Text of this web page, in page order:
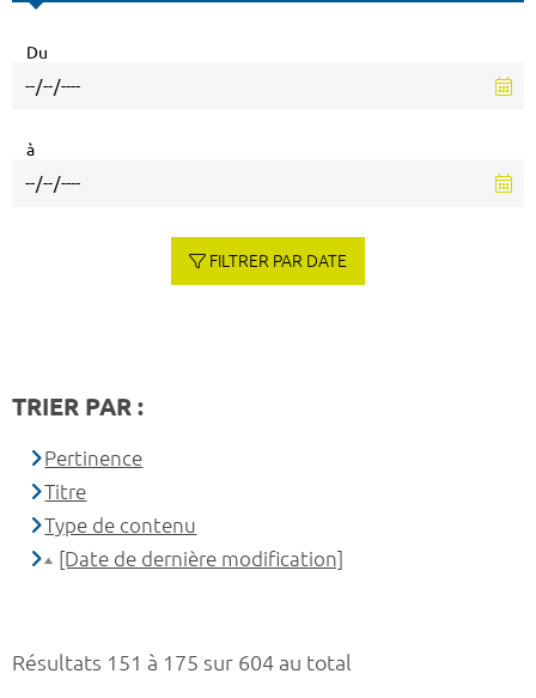
Résultats 151 à 175 sur 604 au total
Du
à
FILTRER PAR DATE
TRIER PAR :
Pertinence
Titre
Type de contenu
[Date de dernière modification]